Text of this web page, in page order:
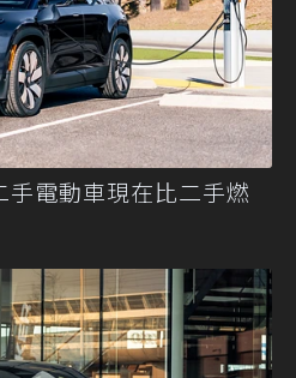
手電動車現在比二手燃